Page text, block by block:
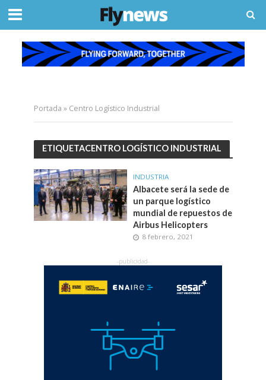
Portada » Centro Logístico Industrial
ETIQUETACENTRO LOGÍSTICO INDUSTRIAL
INDUSTRIA
Albacete será la sede de
un parque logístico
mundial de repuestos de
Airbus Helicopters
8 febrero, 2021